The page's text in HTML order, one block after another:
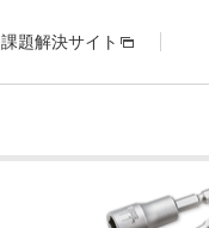
課題解決サイト